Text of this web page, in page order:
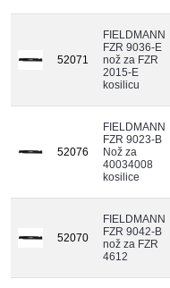
52071
FIELDMANN
FZR 9036-E
nož za FZR
2015-E
kosilicu
52076
FIELDMANN
FZR 9023-B
Nož za
40034008
kosilice
52070
FIELDMANN
FZR 9042-B
nož za FZR
4612